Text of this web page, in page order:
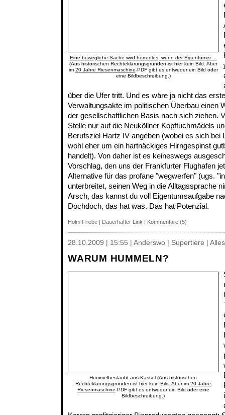
Eine bewegliche Sache wird herrenlos, wenn der Eigentümer ...
(Aus historischen Rechteklärungsgründen ist hier kein Bild. Aber
im 20 Jahre Riesenmaschine-PDF gibt es entweder ein Bild oder
eine Bildbeschreibung.)
über die Ufer tritt. Und es wäre ja nicht das
Verwaltungsakte im politischen Überbau einen
der gesellschaftlichen Basis nach sich ziehen.
Stelle nur auf die Neuköllner Kopftuchmädels
Berufsziel Hartz IV angeben (wobei es sich bei
wohl eher um ein hartnäckiges Hirngespinst
handelt). Von daher ist es keineswegs
Vorschlag, den uns der Frankfurter Flughafen
Alternative für das profane "wegwerfen" (ugs.
unterbreitet, seinen Weg in die Alltagssprache
Arsch, das kannst du voll Eigentumsaufgabe
Dochdoch, das hat was. Das hat Potenzial.
Holm Friebe | Dauerhafter Link | Kommentare (5)
28.10.2009 | 15:55 | Anderswo | Supertiere |
WARUM HUMMELN?
Hummelbestäubt aus Kassel (Aus historischen
Rechteklärungsgründen ist hier kein Bild. Aber im 20 Jahre
Riesenmaschine-PDF gibt es entweder ein Bild oder eine
Bildbeschreibung.)